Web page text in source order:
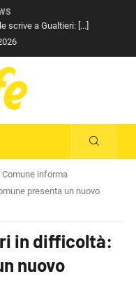
scrive a Gualtieri: [...]
Comune informa
presenta un nuovo
in difficoltà:
nuovo